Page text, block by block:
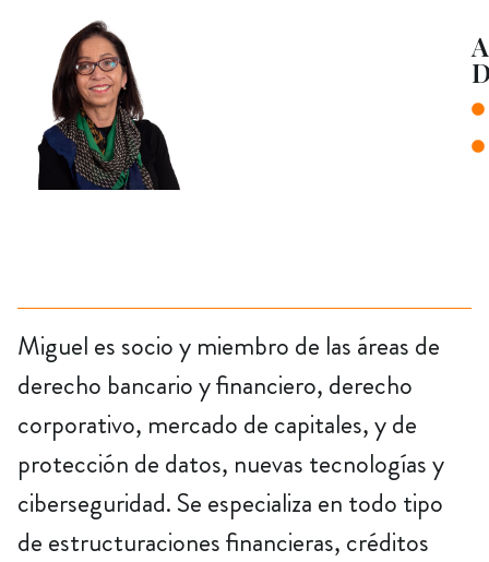
Miguel es socio y miembro de las áreas de
derecho bancario y financiero, derecho
corporativo, mercado de capitales, y de
protección de datos, nuevas tecnologías y
ciberseguridad. Se especializa en todo tipo
de estructuraciones financieras, créditos